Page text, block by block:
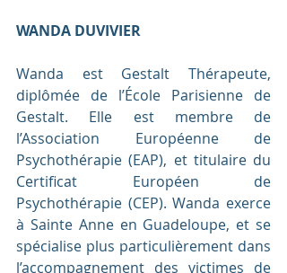
WANDA DUVIVIER
Wanda est Gestalt Thérapeute,
diplômée de l’École Parisienne de
Gestalt. Elle est membre de
l’Association Européenne de
Psychothérapie (EAP), et titulaire du
Certificat Européen de
Psychothérapie (CEP). Wanda exerce
à Sainte Anne en Guadeloupe, et se
spécialise plus particulièrement dans
l’accompagnement des victimes de